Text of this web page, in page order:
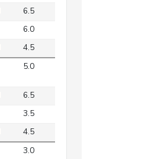
6.5
6.0
4.5
5.0
6.5
3.5
4.5
3.0